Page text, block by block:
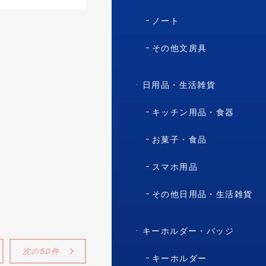
次の50件
ノート
その他文房具
日用品・生活雑貨
キッチン用品・食器
お菓子・食品
スマホ用品
その他日用品・生活雑貨
キーホルダー・バッジ
キーホルダー